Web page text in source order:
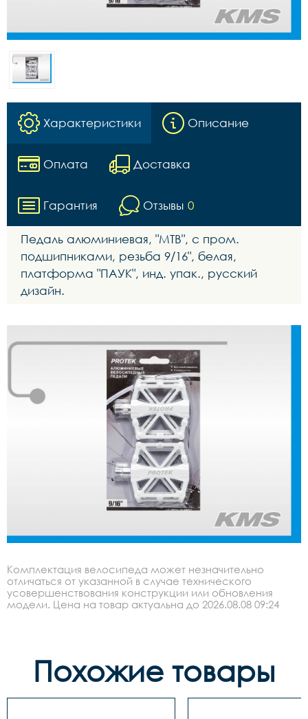
Характеристики Описание
Оплата Доставка
Гарантия Отзывы 0
Педаль алюминиевая, "МТВ", с пром.
подшипниками, резьба 9/16", белая,
платформа "ПАУК", инд. упак., русский
дизайн.
Комплектация велосипеда может незначительно
отличаться от указанной в случае технического
усовершенствования конструкции или обновления
модели. Цена на товар актуальна до 2026.08.08 09:24
Похожие товары